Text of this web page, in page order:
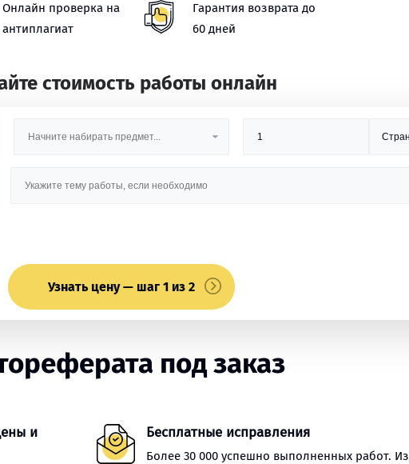
Онлайн проверка на
антиплагиат
Гарантия возврата до
60 дней
стоимость работы онлайн
Узнать цену — шаг 1 из 2
под заказ
и
Бесплатные исправления
Более 30 000 успешно выполненных работ. Из